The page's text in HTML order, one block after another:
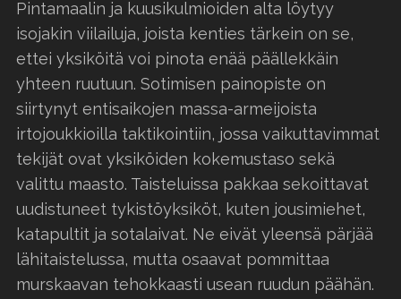
Pintamaalin ja kuusikulmioiden alta löytyy
isojakin viilailuja, joista kenties tärkein on se,
ettei yksiköitä voi pinota enää päällekkäin
yhteen ruutuun. Sotimisen painopiste on
siirtynyt entisaikojen massa-armeijoista
irtojoukkioilla taktikointiin, jossa vaikuttavimmat
tekijät ovat yksiköiden kokemustaso sekä
valittu maasto. Taisteluissa pakkaa sekoittavat
uudistuneet tykistöyksiköt, kuten jousimiehet,
katapultit ja sotalaivat. Ne eivät yleensä pärjää
lähitaistelussa, mutta osaavat pommittaa
murskaavan tehokkaasti usean ruudun päähän.